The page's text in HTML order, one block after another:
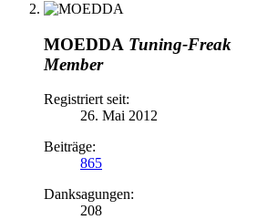
MOEDDA Tuning-Freak
Member
Registriert seit:
26. Mai 2012
Beiträge:
865
Danksagungen:
208